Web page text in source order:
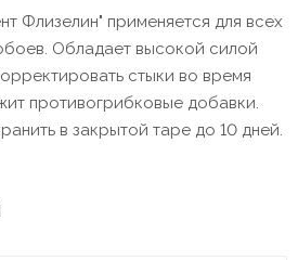
Флизелин" применяется для всех
Обладает высокой силой
стыки во время
противогрибковые добавки.
в закрытой таре до 10 дней.